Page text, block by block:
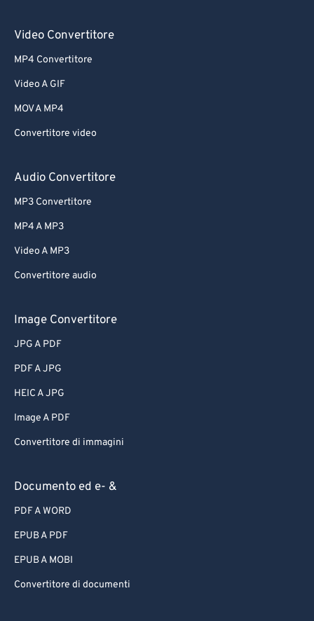
Video Convertitore
MP4 Convertitore
Video A GIF
MOV A MP4
Convertitore video
Audio Convertitore
MP3 Convertitore
MP4 A MP3
Video A MP3
Convertitore audio
Image Convertitore
JPG A PDF
PDF A JPG
HEIC A JPG
Image A PDF
Convertitore di immagini
Documento ed e- &
PDF A WORD
EPUB A PDF
EPUB A MOBI
Convertitore di documenti